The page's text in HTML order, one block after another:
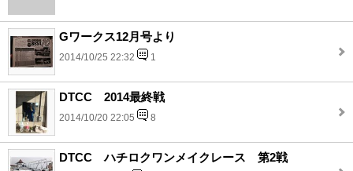
Gワークス12月号より
2014/10/25 22:32 1
DTCC 2014最終戦
2014/10/20 22:05 8
DTCC ハチロクワンメイクレース 第2戦